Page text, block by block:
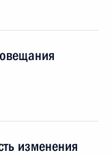
изменения